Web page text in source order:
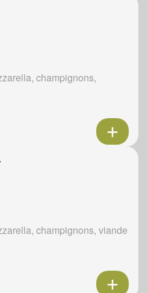
champignons,
champignons, viande